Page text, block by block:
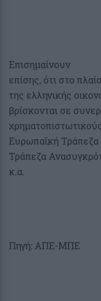
Επισημαίνουν
επίσης, ότι στο
της ελληνικής
βρίσκονται σε
Ευρωπαϊκή
Τράπεζα
κ.α.
Πηγή: ΑΠΕ-ΜΠΕ